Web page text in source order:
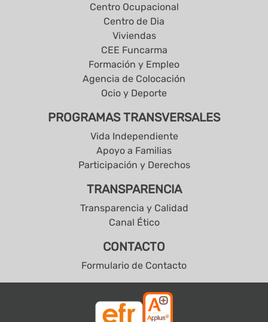
Centro Ocupacional
Centro de Dia
Viviendas
CEE Funcarma
Formación y Empleo
Agencia de Colocación
Ocio y Deporte
PROGRAMAS TRANSVERSALES
Vida Independiente
Apoyo a Familias
Participación y Derechos
TRANSPARENCIA
Transparencia y Calidad
Canal Ético
CONTACTO
Formulario de Contacto